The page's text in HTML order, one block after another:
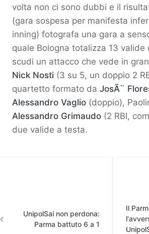
volta non ci sono dubbi e il
(gara sospesa per manifesta
inning) fotografa una gara a
quale Bologna totalizza 13 valide
scudi un attacco che vede in
Nick Nosti (3 su 5, un doppio 2
quartetto formato da JosÃ¨
Alessandro Vaglio (doppio),
Alessandro Grimaudo (2 RBI,
due valide a testa.
UnipolSai non perdona:
Parma battuto 6 a 1
Il